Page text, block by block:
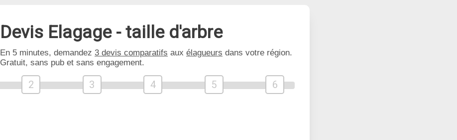
Devis Elagage - taille d'arbre
En 5 minutes, demandez 3 devis comparatifs aux élagueurs dans votre région.
Gratuit, sans pub et sans engagement.
2 3 4 5 6